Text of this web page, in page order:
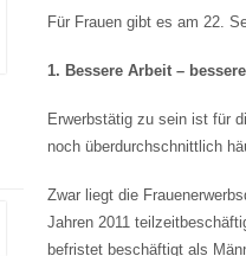
Für Frauen gibt es am 22.
1. Bessere Arbeit –
Erwerbstätig zu sein ist für
noch überdurchschnittlich
Zwar liegt die
Jahren 2011
befristet beschäftigt als